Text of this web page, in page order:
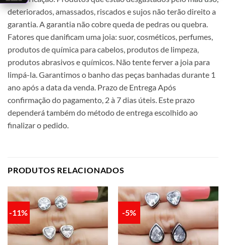
deteriorados, amassados, riscados e sujos não terão direito a
garantia. A garantia não cobre queda de pedras ou quebra.
Fatores que danificam uma joia: suor, cosméticos, perfumes,
produtos de química para cabelos, produtos de limpeza,
produtos abrasivos e químicos. Não tente ferver a joia para
limpá-la. Garantimos o banho das peças banhadas durante 1
ano após a data da venda. Prazo de Entrega Após
confirmação do pagamento, 2 à 7 dias úteis. Este prazo
dependerá também do método de entrega escolhido ao
finalizar o pedido.
PRODUTOS RELACIONADOS
-11% -5%